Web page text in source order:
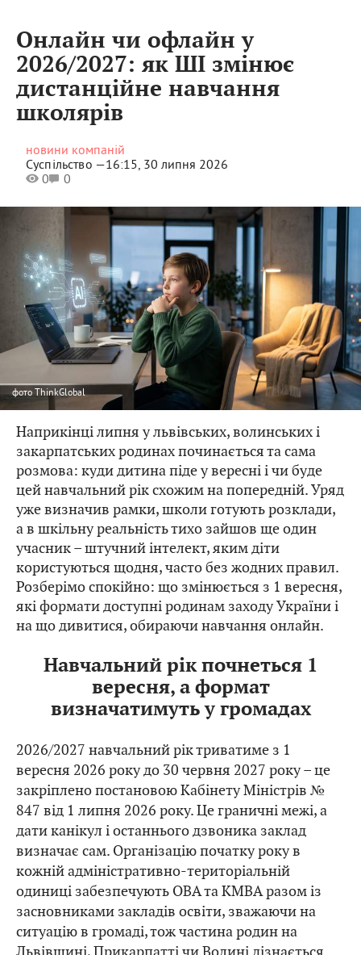
Онлайн чи офлайн у
2026/2027: як ШІ змінює
дистанційне навчання
школярів
Суспільство —16:15, 30 липня 2026
0
0
закарпатських родинах починається та сама
розмова: куди дитина піде у вересні і чи буде
цей навчальний рік схожим на попередній. Уряд
уже визначив рамки, школи готують розклади,
а в шкільну реальність тихо зайшов ще один
учасник – штучний інтелект, яким діти
користуються щодня, часто без жодних правил.
Розберімо спокійно: що змінюється з 1 вересня,
які формати доступні родинам заходу України і
на що дивитися, обираючи навчання онлайн.
вересня, а формат
визначатимуть у громадах
вересня 2026 року до 30 червня 2027 року – це
закріплено постановою Кабінету Міністрів №
847 від 1 липня 2026 року. Це граничні межі, а
дати канікул і останнього дзвоника заклад
визначає сам. Організацію початку року в
кожній адміністративно-територіальній
одиниці забезпечують ОВА та КМВА разом із
засновниками закладів освіти, зважаючи на
ситуацію в громаді, тож частина родин на
Львівщині, Прикарпатті чи Волині дізнається